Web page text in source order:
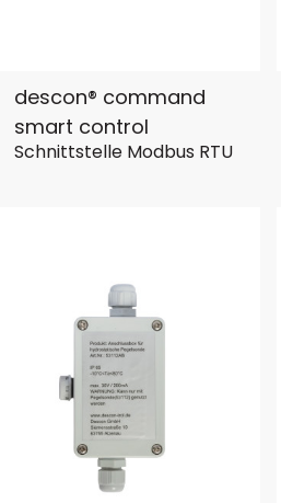
descon® command
smart control
Schnittstelle Modbus RTU